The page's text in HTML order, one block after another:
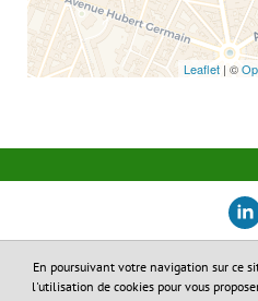
Leaflet | ©
Site réalisé avec
Accès administration
En poursuivant votre navigation sur ce
l'utilisation de cookies pour vous